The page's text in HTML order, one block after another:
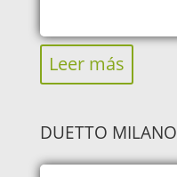
Leer más
DUETTO MILANO